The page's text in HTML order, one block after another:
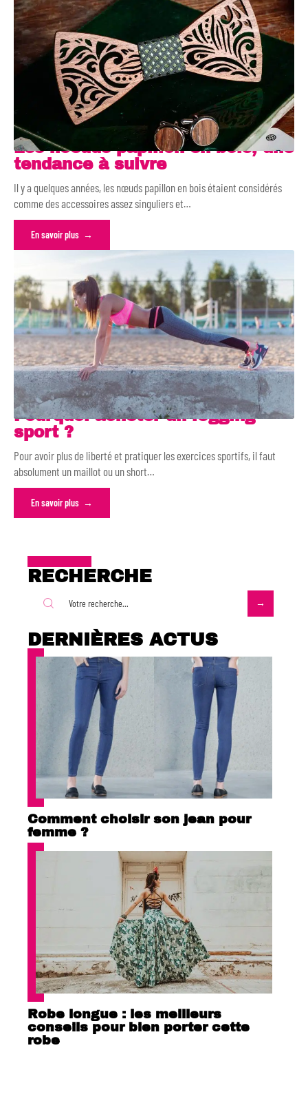
Les noeuds papillon en bois, une
tendance à suivre
Il y a quelques années, les nœuds papillon en bois étaient considérés
comme des accessoires assez singuliers et…
En savoir plus
Pourquoi acheter un legging
sport ?
Pour avoir plus de liberté et pratiquer les exercices sportifs, il faut
absolument un maillot ou un short…
En savoir plus
RECHERCHE
DERNIÈRES ACTUS
Comment choisir son jean pour
femme ?
Robe longue : les meilleurs
conseils pour bien porter cette
robe